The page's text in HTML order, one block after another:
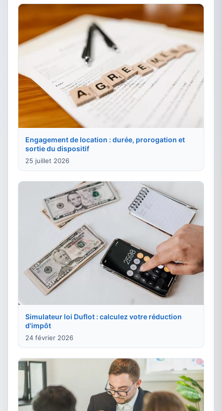
Engagement de location : durée, prorogation et
sortie du dispositif
25 juillet 2026
Simulateur loi Duflot : calculez votre réduction
d'impôt
24 février 2026